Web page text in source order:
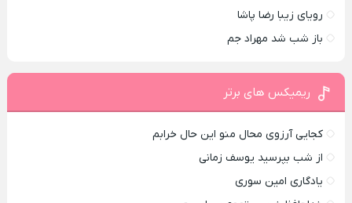
رویای زیبا رضا پاشا
باز شب شد مهراد جم
ریمیکس های برتر
کجایی آرزوی محال منو این حال خرابم
از شب بپرسید یوسف زمانی
یادگاری امین سوری